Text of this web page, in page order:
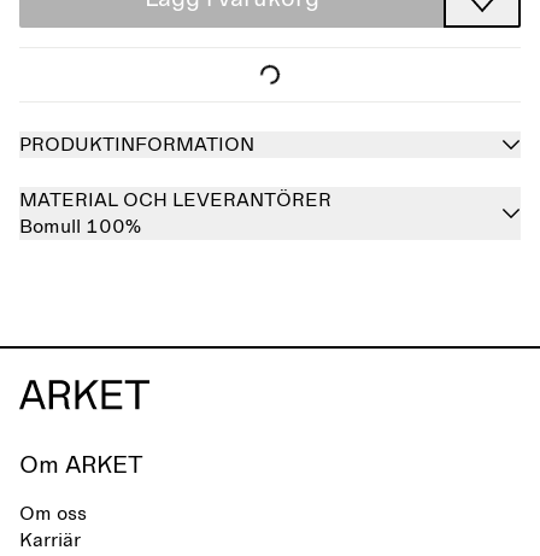
PRODUKTINFORMATION
MATERIAL OCH LEVERANTÖRER
Bomull 100%
Om ARKET
Om oss
Karriär